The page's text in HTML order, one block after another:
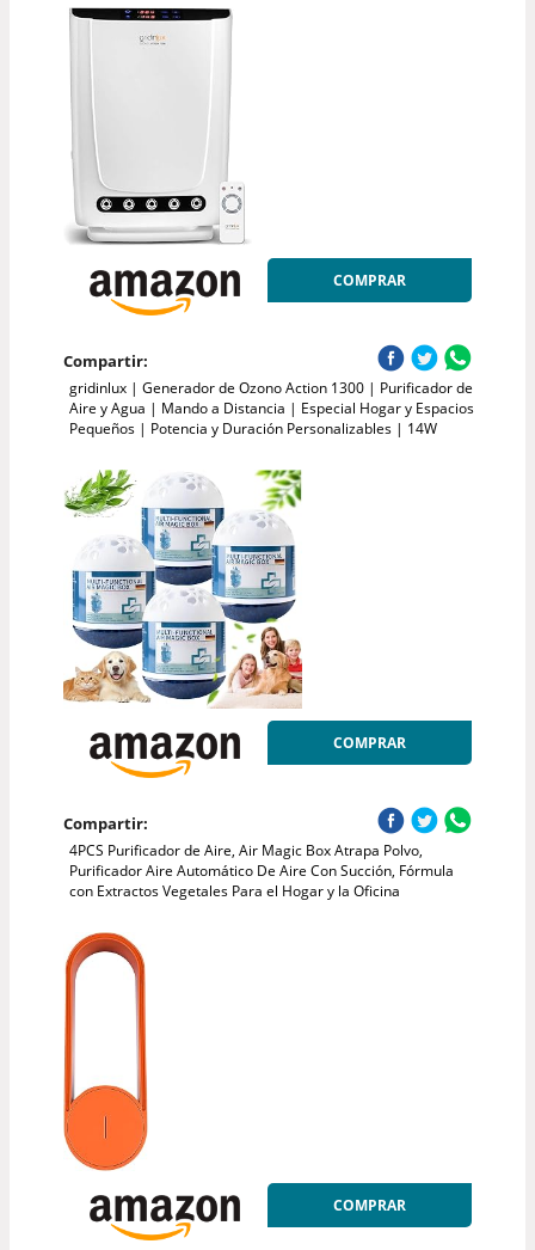
COMPRAR
Compartir:
gridinlux | Generador de Ozono Action 1300 | Purificador de
Aire y Agua | Mando a Distancia | Especial Hogar y Espacios
Pequeños | Potencia y Duración Personalizables | 14W
COMPRAR
Compartir:
4PCS Purificador de Aire, Air Magic Box Atrapa Polvo,
Purificador Aire Automático De Aire Con Succión, Fórmula
con Extractos Vegetales Para el Hogar y la Oficina
COMPRAR